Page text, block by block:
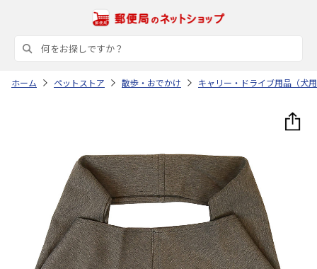
ホーム ペットストア 散歩・おでかけ キャリー・ドライブ用品（犬